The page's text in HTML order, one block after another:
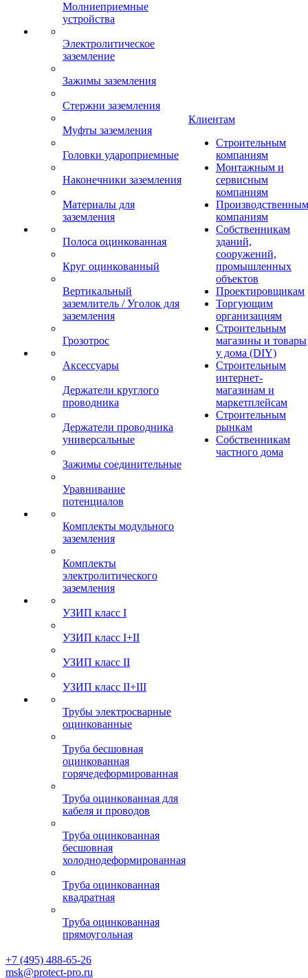
Молниеприемные
устройства
Электролитическое
заземление
Зажимы заземления
Стержни заземления
Муфты заземления
Головки удароприемные
Наконечники заземления
Материалы для
заземления
Полоса оцинкованная
Круг оцинкованный
Вертикальный
заземлитель / Уголок для
заземления
Грозотрос
Аксессуары
Держатели круглого
проводника
Держатели проводника
универсальные
Зажимы соединительные
Уравнивание
потенциалов
Комплекты модульного
заземления
Комплекты
электролитического
заземления
УЗИП класс I
УЗИП класс I+II
УЗИП класс II
УЗИП класс II+III
Трубы электросварные
оцинкованные
Труба бесшовная
оцинкованная
горячедеформированная
Труба оцинкованная для
кабеля и проводов
Труба оцинкованная
бесшовная
холоднодеформированная
Труба оцинкованная
квадратная
Труба оцинкованная
прямоугольная
Клиентам
Строительным
компаниям
Монтажным и
сервисным
компаниям
Производственным
компаниям
Собственникам
зданий,
сооружений,
промышленных
объектов
Проектировщикам
Торгующим
организациям
Строительным
магазины и товары
у дома (DIY)
Строительным
интернет-
магазинам и
маркетплейсам
Строительным
рынкам
Собственникам
частного дома
+7 (495) 488-65-26
msk@protect-pro.ru